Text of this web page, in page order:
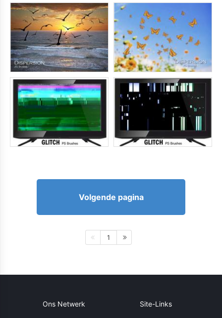
Volgende pagina
1
Ons Netwerk Site-Links